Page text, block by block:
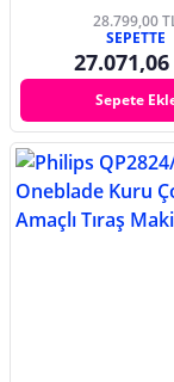
28.799,00
SEPETTE
27.071,06
Sepete